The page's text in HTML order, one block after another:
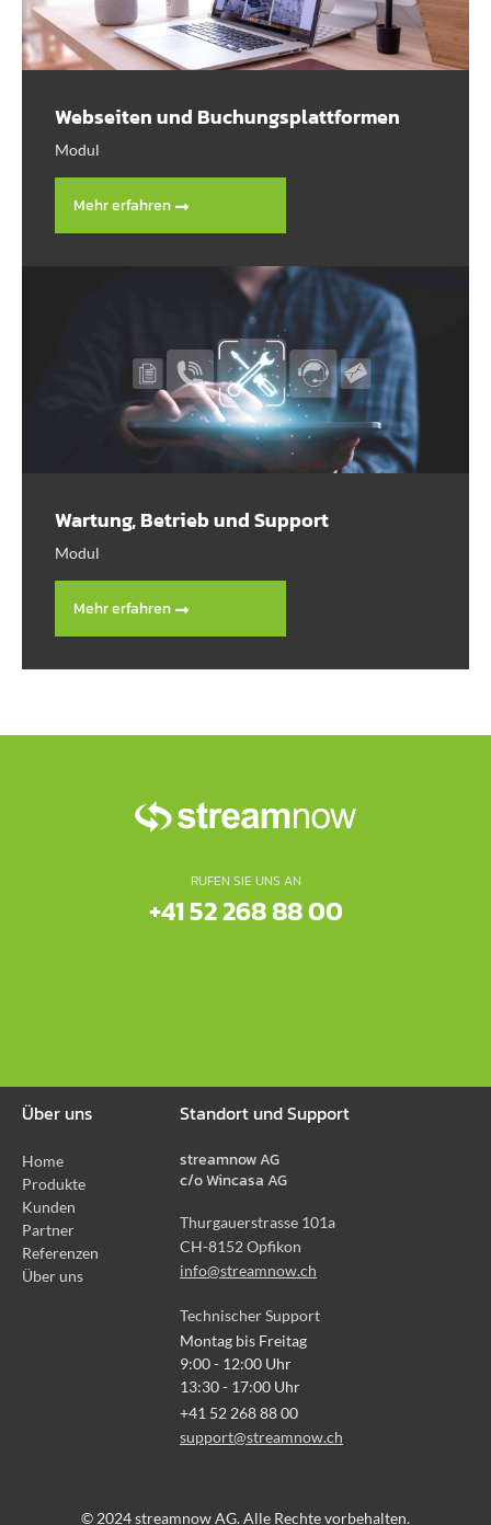
Webseiten und Buchungsplattformen
Modul
Mehr erfahren
Wartung, Betrieb und Support
Modul
Mehr erfahren
RUFEN SIE UNS AN
+41 52 268 88 00
Über uns
Home
Produkte
Kunden
Partner
Referenzen
Über uns
Standort und Support
streamnow AG
c/o Wincasa AG
Thurgauerstrasse 101a
CH-8152 Opfikon
info@streamnow.ch
Technischer Support
Montag bis Freitag
9:00 - 12:00 Uhr
13:30 - 17:00 Uhr
+41 52 268 88 00
support@streamnow.ch
© 2024 streamnow AG. Alle Rechte vorbehalten.